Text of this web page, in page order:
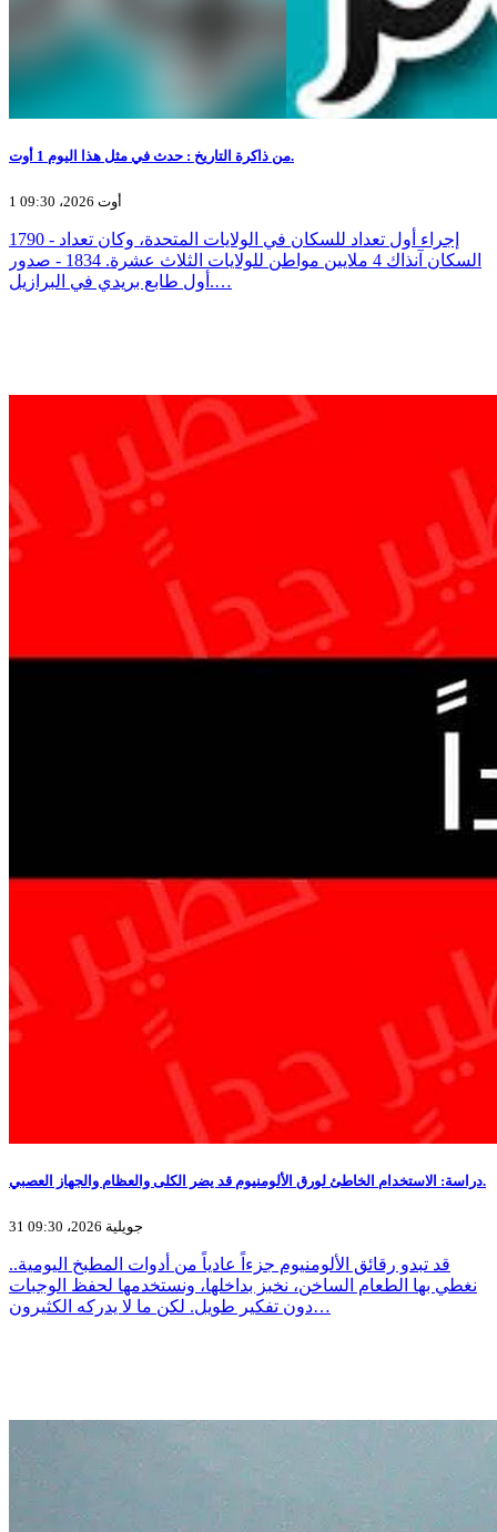
من ذاكرة التاريخ : حدث في مثل هذا اليوم 1 أوت.
1 أوت 2026، 09:30
1790 - إجراء أول تعداد للسكان في الولايات المتحدة، وكان تعداد
السكان آنذاك 4 ملايين مواطن للولايات الثلاث عشرة. 1834 - صدور
أول طابع بريدي في البرازيل.…
دراسة: الاستخدام الخاطئ لورق الألومنيوم قد يضر الكلى والعظام والجهاز العصبي.
31 جويلية 2026، 09:30
قد تبدو رقائق الألومنيوم جزءاً عادياً من أدوات المطبخ اليومية..
نغطي بها الطعام الساخن، نخبز بداخلها، ونستخدمها لحفظ الوجبات
دون تفكير طويل. لكن ما لا يدركه الكثيرون…